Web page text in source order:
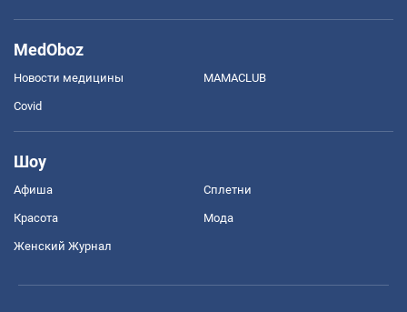
MedOboz
Новости медицины MAMACLUB
Covid
Шоу
Афиша Сплетни
Красота Мода
Женский Журнал